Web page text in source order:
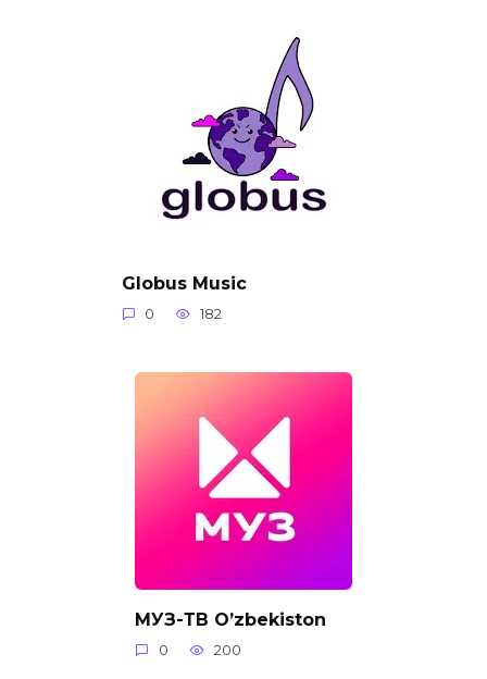
Globus Music
0 182
МУЗ-ТВ O’zbekiston
0 200